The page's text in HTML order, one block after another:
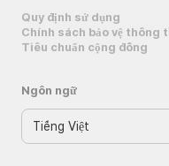
Quy định sử dụng
Chính sách bảo vệ thông
Tiêu chuẩn cộng đồng
Ngôn ngữ